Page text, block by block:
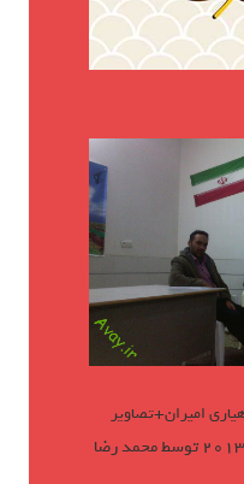
امیران+تصاویر
توسطمحمد رضا